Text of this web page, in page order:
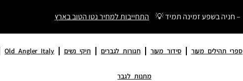
– חניה בשפע זמינה תמיד 💡 התחייבות למחיר נטו הטוב בארץ
ספרי תהילים מעור סידור מעור חגורות לגברים תיקי נשים Old Angler Italy
מתנות לגבר